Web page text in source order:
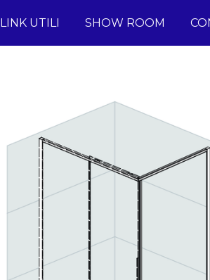
LINK UTILI SHOW ROOM